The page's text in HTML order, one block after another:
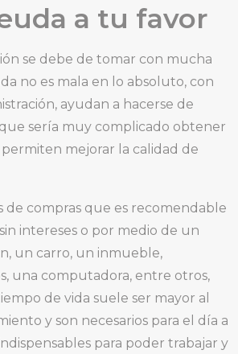
a tu favor
se debe de tomar con mucha
no es mala en lo absoluto, con
ayudan a hacerse de
que sería muy complicado obtener
mejorar la calidad de
de compras que es recomendable
intereses o por medio de un
un carro, un inmueble,
una computadora, entre otros,
de vida suele ser mayor al
y son necesarios para el día a
para poder trabajar y